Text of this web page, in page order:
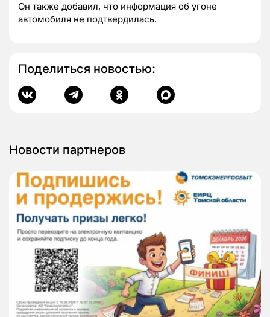
Он также добавил, что информация об угоне
автомобиля не подтвердилась.
Поделиться новостью:
Новости партнеров